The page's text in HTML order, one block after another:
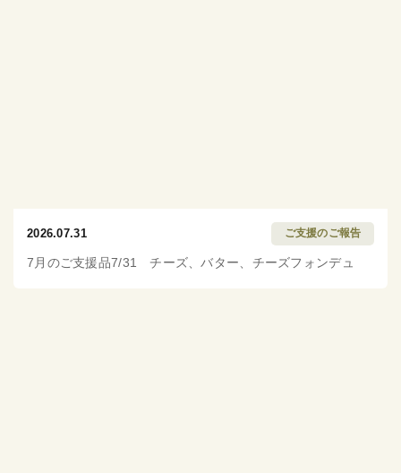
2026.07.31 ご支援のご報告
7月のご支援品7/31 チーズ、バター、チーズフォンデュ